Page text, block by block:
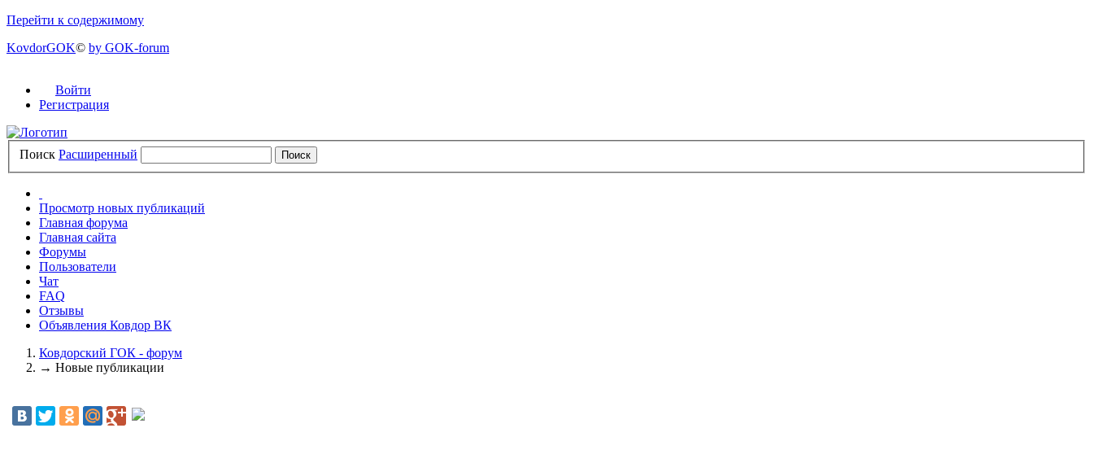
Перейти к содержимому
KovdorGOK© by GOK-forum
Войти
Регистрация
Поиск Расширенный
Просмотр новых публикаций
Главная форума
Главная сайта
Форумы
Пользователи
Чат
FAQ
Отзывы
Объявления Ковдор ВК
Ковдорский ГОК - форум
→ Новые публикации